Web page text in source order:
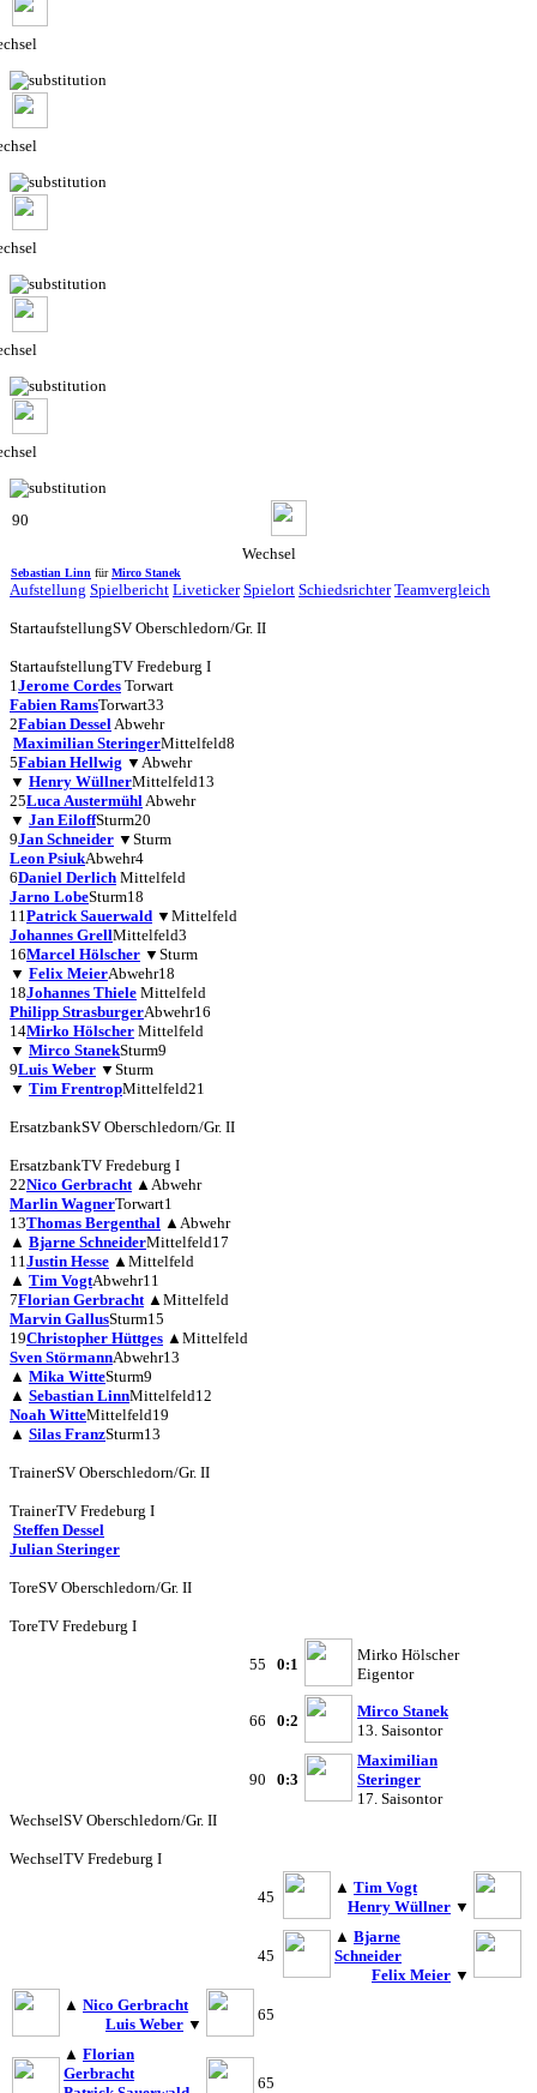
90
Wechsel
Sebastian Linn fürMirco Stanek
Aufstellung Spielbericht Liveticker Spielort Schiedsrichter Teamvergleich
StartaufstellungSV Oberschledorn/Gr. II
StartaufstellungTV Fredeburg I
1Jerome Cordes Torwart
Fabien RamsTorwart33
2Fabian DesselAbwehr
Maximilian SteringerMittelfeld8
5Fabian Hellwig ▼ Abwehr
▼ Henry WüllnerMittelfeld13
25Luca AustermühlAbwehr
▼ Jan EiloffSturm20
9Jan Schneider ▼ Sturm
Leon PsiukAbwehr4
6Daniel Derlich Mittelfeld
Jarno LobeSturm18
11Patrick Sauerwald ▼ Mittelfeld
Johannes GrellMittelfeld3
16Marcel Hölscher ▼ Sturm
▼ Felix MeierAbwehr18
18Johannes Thiele Mittelfeld
Philipp StrasburgerAbwehr16
14Mirko Hölscher Mittelfeld
▼ Mirco StanekSturm9
9Luis Weber ▼ Sturm
▼ Tim FrentropMittelfeld21
ErsatzbankSV Oberschledorn/Gr. II
ErsatzbankTV Fredeburg I
22Nico Gerbracht ▲ Abwehr
Marlin WagnerTorwart1
13Thomas Bergenthal ▲ Abwehr
▲ Bjarne SchneiderMittelfeld17
11Justin Hesse ▲ Mittelfeld
▲ Tim VogtAbwehr11
7Florian Gerbracht ▲ Mittelfeld
Marvin GallusSturm15
19Christopher Hüttges ▲ Mittelfeld
Sven StörmannAbwehr13
▲ Mika WitteSturm9
▲ Sebastian LinnMittelfeld12
Noah WitteMittelfeld19
▲ Silas FranzSturm13
TrainerSV Oberschledorn/Gr. II
TrainerTV Fredeburg I
Steffen Dessel
Julian Steringer
ToreSV Oberschledorn/Gr. II
ToreTV Fredeburg I
55 0:1
Mirko Hölscher
Eigentor
66 0:2
Mirco Stanek
13. Saisontor
90 0:3
Maximilian
Steringer
17. Saisontor
WechselSV Oberschledorn/Gr. II
WechselTV Fredeburg I
45
▲ Tim Vogt
Henry Wüllner ▼
45
▲ Bjarne
Schneider
Felix Meier ▼
▲ Nico Gerbracht
Luis Weber ▼
65
▲ Florian
Gerbracht
65